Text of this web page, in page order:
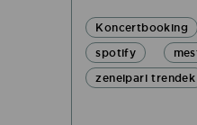
Koncertbooking
spotify
zeneipari trendek